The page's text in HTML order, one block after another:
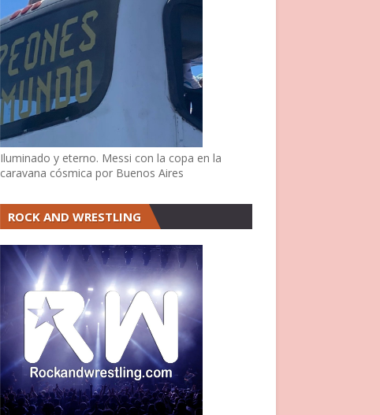
Iluminado y eterno. Messi con la copa en la
caravana cósmica por Buenos Aires
ROCK AND WRESTLING